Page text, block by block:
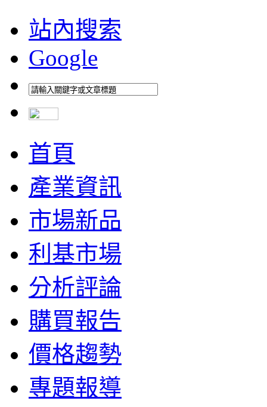
站內搜索
Google
首頁
產業資訊
市場新品
利基市場
分析評論
購買報告
價格趨勢
專題報導